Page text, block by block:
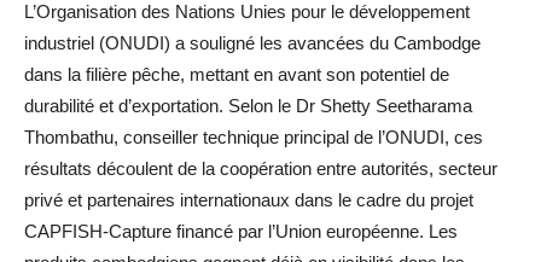
L’Organisation des Nations Unies pour le développement
industriel (ONUDI) a souligné les avancées du Cambodge
dans la filière pêche, mettant en avant son potentiel de
durabilité et d’exportation. Selon le Dr Shetty Seetharama
Thombathu, conseiller technique principal de l’ONUDI, ces
résultats découlent de la coopération entre autorités, secteur
privé et partenaires internationaux dans le cadre du projet
CAPFISH-Capture financé par l’Union européenne. Les